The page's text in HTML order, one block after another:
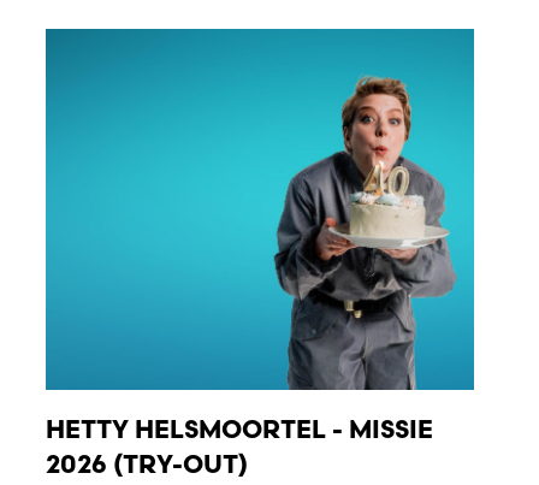
HETTY HELSMOORTEL - MISSIE
2026 (TRY-OUT)